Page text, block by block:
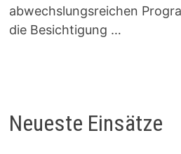
abwechslungsreichen
die Besichtigung …
Neueste Einsätze